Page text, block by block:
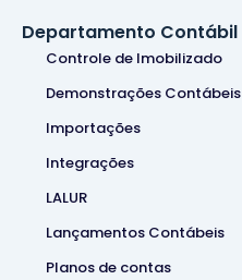
Departamento Contábil
Controle de Imobilizado
Demonstrações Contábeis
Importações
Integrações
LALUR
Lançamentos Contábeis
Planos de contas